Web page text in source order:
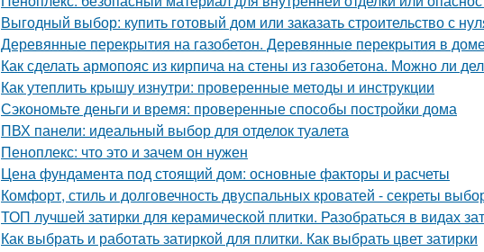
Выгодный выбор: купить готовый дом или заказать строительство с
Деревянные перекрытия на газобетон. Деревянные перекрытия в доме
Как сделать армопояс из кирпича на стены из газобетона. Можно ли
Как утеплить крышу изнутри: проверенные методы и инструкции
Сэкономьте деньги и время: проверенные способы постройки дома
ПВХ панели: идеальный выбор для отделок туалета
Пеноплекс: что это и зачем он нужен
Цена фундамента под стоящий дом: основные факторы и расчеты
Комфорт, стиль и долговечность двуспальных кроватей - секреты
ТОП лучшей затирки для керамической плитки. Разобраться в видах
Как выбрать и работать затиркой для плитки. Как выбрать цвет затирки